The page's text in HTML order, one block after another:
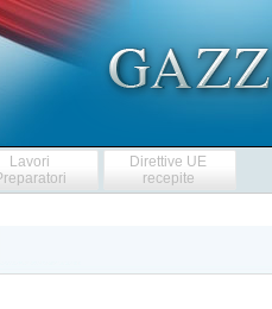
Lavori
Direttive UE
recepite